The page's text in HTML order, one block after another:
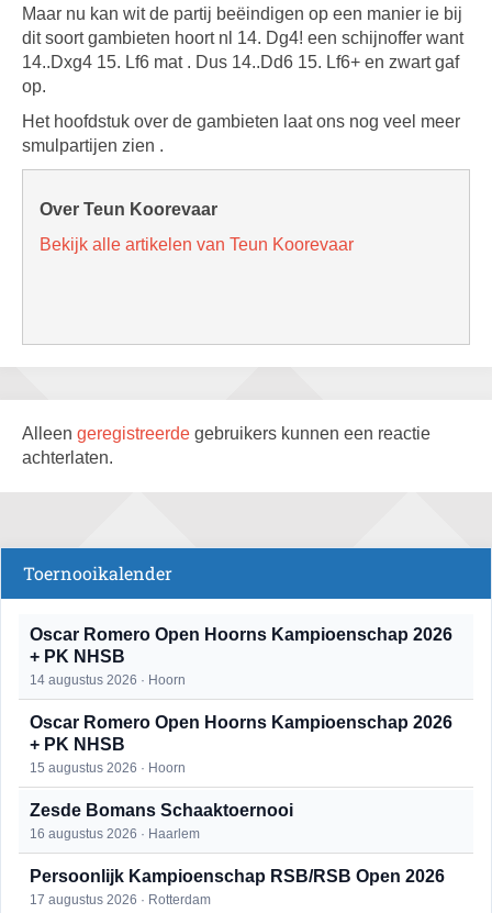
Maar nu kan wit de partij beëindigen op een manier ie bij
dit soort gambieten hoort nl 14. Dg4! een schijnoffer want
14..Dxg4 15. Lf6 mat . Dus 14..Dd6 15. Lf6+ en zwart gaf
op.
Het hoofdstuk over de gambieten laat ons nog veel meer
smulpartijen zien .
Over Teun Koorevaar
Bekijk alle artikelen van Teun Koorevaar
Alleen geregistreerde gebruikers kunnen een reactie
achterlaten.
Toernooikalender
Oscar Romero Open Hoorns Kampioenschap 2026
+ PK NHSB
14 augustus 2026 · Hoorn
Oscar Romero Open Hoorns Kampioenschap 2026
+ PK NHSB
15 augustus 2026 · Hoorn
Zesde Bomans Schaaktoernooi
16 augustus 2026 · Haarlem
Persoonlijk Kampioenschap RSB/RSB Open 2026
17 augustus 2026 · Rotterdam